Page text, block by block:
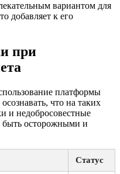
вариантом для
добавляет к его
при
платформы
что на таких
и недобросовестные
быть осторожными и
Статус